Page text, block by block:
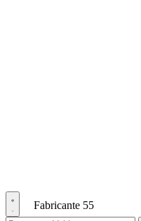
Fabricante 55